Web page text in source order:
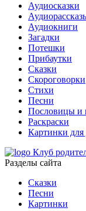
Аудиосказки
Аудиокниги
Загадки
Потешки
Прибаутки
Сказки
Скороговорки
Стихи
Песни
Пословицы и
Раскраски
Картинки для
Клуб
Разделы сайта
Сказки
Песни
Картинки